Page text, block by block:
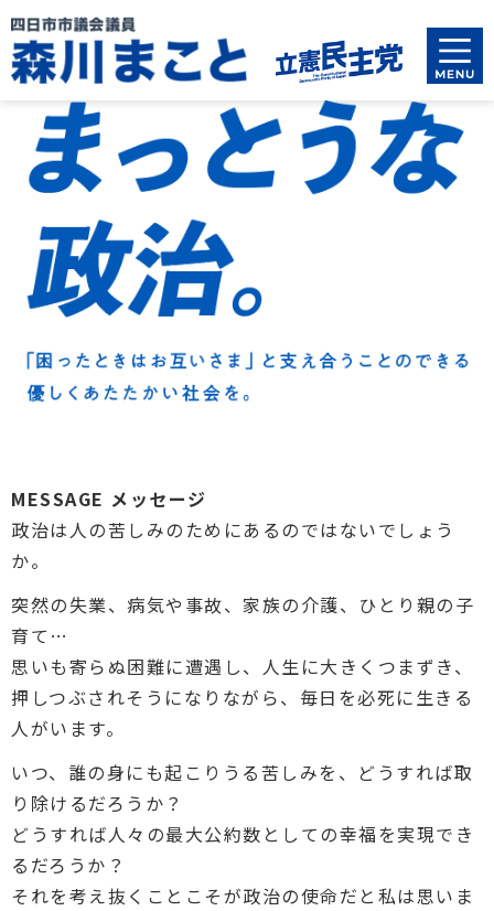
MESSAGE メッセージ
政治は人の苦しみのためにあるのではないでしょう
か。
突然の失業、病気や事故、家族の介護、ひとり親の子
育て…
思いも寄らぬ困難に遭遇し、人生に大きくつまずき、
押しつぶされそうになりながら、毎日を必死に生きる
人がいます。
いつ、誰の身にも起こりうる苦しみを、どうすれば取
り除けるだろうか？
どうすれば人々の最大公約数としての幸福を実現でき
るだろうか？
それを考え抜くことこそが政治の使命だと私は思いま